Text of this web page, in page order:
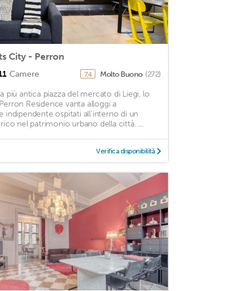
City - Perron
Camere 7,4 Molto Buono (272)
più antica piazza del mercato di Liegi, lo
Residence vanta alloggi a
indipendente ospitati all'interno di un
nel patrimonio urbano della città. ...
Verifica disponibilità